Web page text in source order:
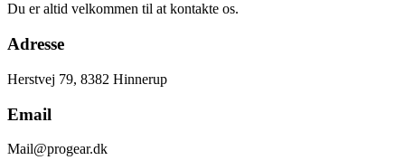
Du er altid velkommen til at kontakte os.
Adresse
Herstvej 79, 8382 Hinnerup
Email
Mail@progear.dk